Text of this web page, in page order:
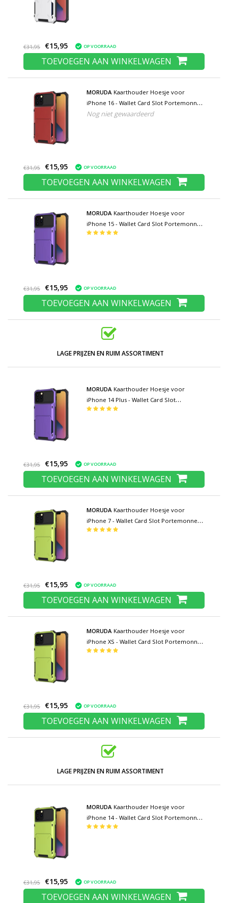
€31,95 €15,95 OP VOORRAAD
TOEVOEGEN AAN WINKELWAGEN
MORUDA Kaarthouder Hoesje voor
iPhone 16 - Wallet Card Slot Portemonnee
Flip Cover Case - Rood
Nog niet gewaardeerd
€31,95 €15,95 OP VOORRAAD
TOEVOEGEN AAN WINKELWAGEN
MORUDA Kaarthouder Hoesje voor
iPhone 15 - Wallet Card Slot Portemonnee
Flip Cover Case - Paars
€31,95 €15,95 OP VOORRAAD
TOEVOEGEN AAN WINKELWAGEN
LAGE PRIJZEN EN RUIM ASSORTIMENT
MORUDA Kaarthouder Hoesje voor
iPhone 14 Plus - Wallet Card Slot
Portemonnee Flip Cover Case - Paars
€31,95 €15,95 OP VOORRAAD
TOEVOEGEN AAN WINKELWAGEN
MORUDA Kaarthouder Hoesje voor
iPhone 7 - Wallet Card Slot Portemonnee
Flip Cover Case - Groen
€31,95 €15,95 OP VOORRAAD
TOEVOEGEN AAN WINKELWAGEN
MORUDA Kaarthouder Hoesje voor
iPhone XS - Wallet Card Slot Portemonnee
Flip Cover Case - Groen
€31,95 €15,95 OP VOORRAAD
TOEVOEGEN AAN WINKELWAGEN
LAGE PRIJZEN EN RUIM ASSORTIMENT
MORUDA Kaarthouder Hoesje voor
iPhone 14 - Wallet Card Slot Portemonnee
Flip Cover Case - Groen
€31,95 €15,95 OP VOORRAAD
TOEVOEGEN AAN WINKELWAGEN